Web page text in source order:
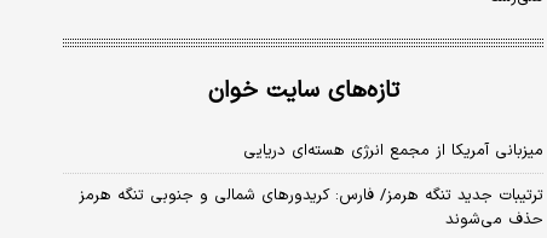
تازه‌های سایت خوان
میزبانی آمریکا از مجمع انرژی هسته‌ای دریایی
ترتیبات جدید تنگه هرمز/ فارس: کریدورهای شمالی و جنوبی تنگه هرمز
حذف می‌شوند